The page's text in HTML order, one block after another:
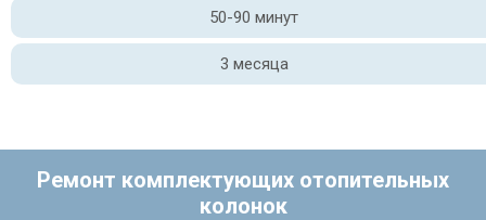
50-90 минут
3 месяца
Ремонт комплектующих отопительных
колонок